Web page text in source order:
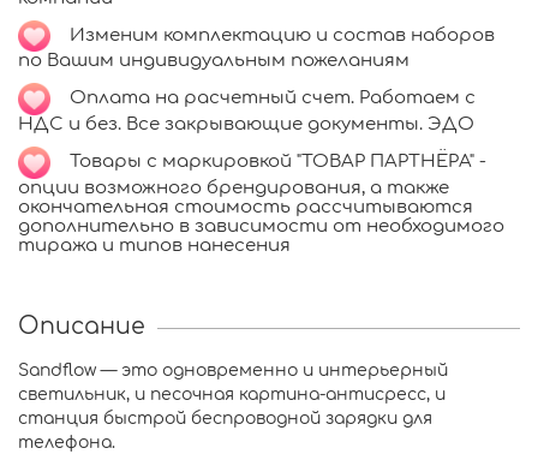
Изменим комплектацию и состав наборов
по Вашим индивидуальным пожеланиям
Оплата на расчетный счет. Работаем с
НДС и без. Все закрывающие документы. ЭДО
Товары с маркировкой "ТОВАР ПАРТНЁРА" -
опции возможного брендирования, а также
окончательная стоимость рассчитываются
дополнительно в зависимости от необходимого
тиража и типов нанесения
Описание
Sandflow — это одновременно и интерьерный
светильник, и песочная картина-антисресс, и
станция быстрой беспроводной зарядки для
телефона.